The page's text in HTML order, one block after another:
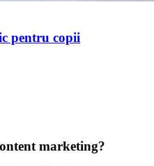
pentru copii
marketing?